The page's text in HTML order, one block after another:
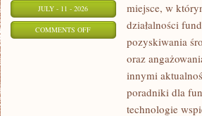
JULY - 11 - 2026
COMMENTS OFFON
POMAGAĆ?
miejsce, w
działalności
pozyskiwania
oraz
innymi
poradniki dla
technologie